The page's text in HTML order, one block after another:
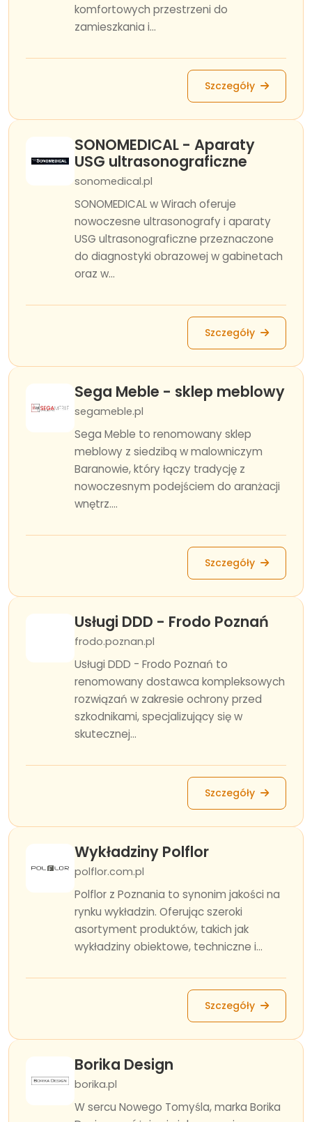
komfortowych przestrzeni do
zamieszkania i...
Szczegóły
SONOMEDICAL - Aparaty
USG ultrasonograficzne
sonomedical.pl
SONOMEDICAL w Wirach oferuje
nowoczesne ultrasonografy i aparaty
USG ultrasonograficzne przeznaczone
do diagnostyki obrazowej w gabinetach
oraz w...
Szczegóły
Sega Meble - sklep meblowy
segameble.pl
Sega Meble to renomowany sklep
meblowy z siedzibą w malowniczym
Baranowie, który łączy tradycję z
nowoczesnym podejściem do aranżacji
wnętrz....
Szczegóły
Usługi DDD - Frodo Poznań
frodo.poznan.pl
Usługi DDD - Frodo Poznań to
renomowany dostawca kompleksowych
rozwiązań w zakresie ochrony przed
szkodnikami, specjalizujący się w
skutecznej...
Szczegóły
Wykładziny Polflor
polflor.com.pl
Polflor z Poznania to synonim jakości na
rynku wykładzin. Oferując szeroki
asortyment produktów, takich jak
wykładziny obiektowe, techniczne i...
Szczegóły
Borika Design
borika.pl
W sercu Nowego Tomyśla, marka Borika